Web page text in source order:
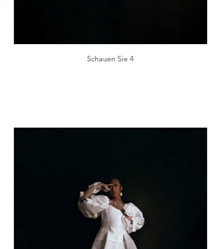
Schauen Sie 4